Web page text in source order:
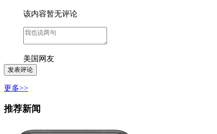
该内容暂无评论
美国网友
更多>>
推荐新闻